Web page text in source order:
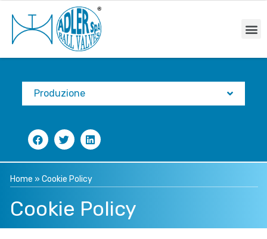
Produzione
Home » Cookie Policy
Cookie Policy